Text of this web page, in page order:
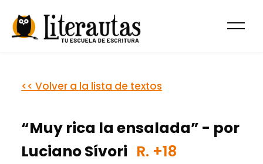
<< Volver a la lista de textos
“Muy rica la ensalada” - por
Luciano Sívori R. +18